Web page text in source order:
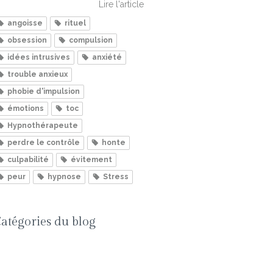
Lire l'article
angoisse
rituel
obsession
compulsion
idées intrusives
anxiété
trouble anxieux
phobie d'impulsion
émotions
toc
Hypnothérapeute
perdre le contrôle
honte
culpabilité
évitement
peur
hypnose Stress
du blog